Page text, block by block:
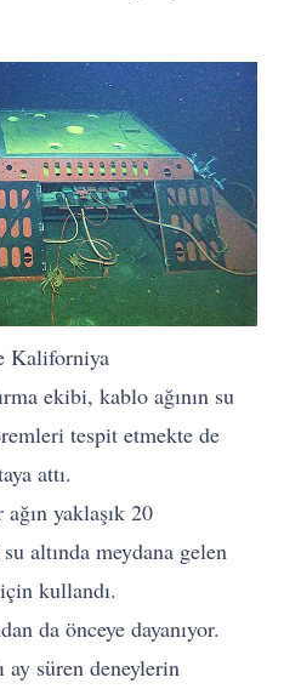
Kaliforniya
ekibi, kablo ağının su
tespit etmekte de
attı.
ağın yaklaşık 20
altında meydana gelen
kullandı.
da önceye dayanıyor.
süren deneylerin